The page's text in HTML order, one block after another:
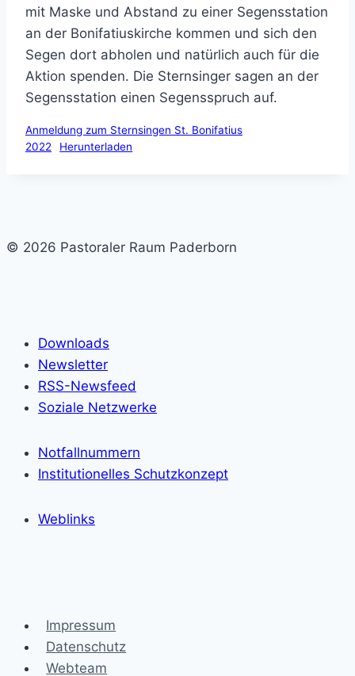
mit Maske und Abstand zu einer Segensstation
an der Bonifatiuskirche kommen und sich den
Segen dort abholen und natürlich auch für die
Aktion spenden. Die Sternsinger sagen an der
Segensstation einen Segensspruch auf.
Anmeldung zum Sternsingen St. Bonifatius
2022
Herunterladen
© 2026 Pastoraler Raum Paderborn
Downloads
Newsletter
RSS-Newsfeed
Soziale Netzwerke
Notfallnummern
Institutionelles Schutzkonzept
Weblinks
Impressum
Datenschutz
Webteam